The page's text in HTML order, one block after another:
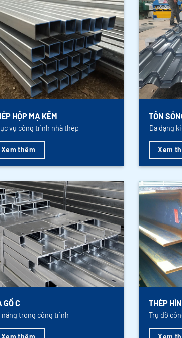
HỘP MẠ KẼM
vụ công trình nhà thép
Xem thêm
TÔN
Đa dạng
Xem
GỒ C
năng trong công trình
THÉP
Trụ đỡ